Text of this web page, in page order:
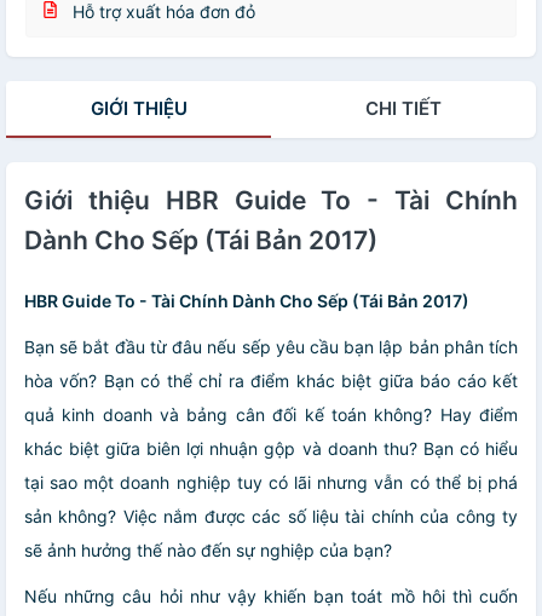
Hỗ trợ xuất hóa đơn đỏ
GIỚI THIỆU CHI TIẾT
Giới thiệu HBR Guide To - Tài Chính
Dành Cho Sếp (Tái Bản 2017)
HBR Guide To - Tài Chính Dành Cho Sếp (Tái Bản 2017)
Bạn sẽ bắt đầu từ đâu nếu sếp yêu cầu bạn lập bản phân tích
hòa vốn? Bạn có thể chỉ ra điểm khác biệt giữa báo cáo kết
quả kinh doanh và bảng cân đối kế toán không? Hay điểm
khác biệt giữa biên lợi nhuận gộp và doanh thu? Bạn có hiểu
tại sao một doanh nghiệp tuy có lãi nhưng vẫn có thể bị phá
sản không? Việc nắm được các số liệu tài chính của công ty
sẽ ảnh hưởng thế nào đến sự nghiệp của bạn?
Nếu những câu hỏi như vậy khiến bạn toát mồ hôi thì cuốn